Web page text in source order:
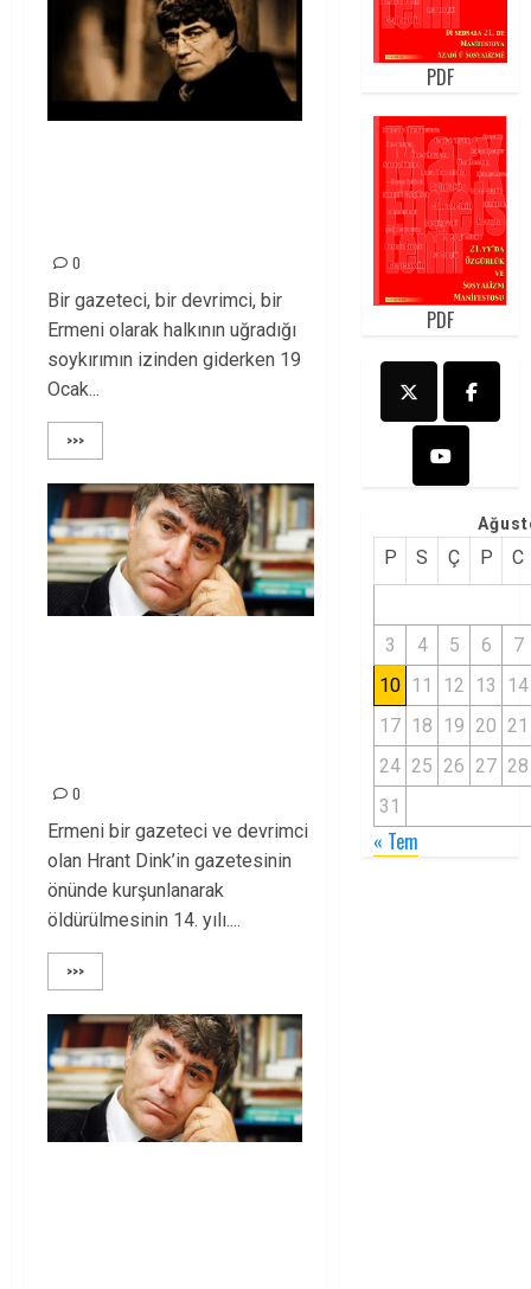
0
Bir gazeteci, bir devrimci, bir
Ermeni olarak halkının uğradığı
soykırımın izinden giderken 19
Ocak...
>>>
0
Ermeni bir gazeteci ve devrimci
olan Hrant Dink’in gazetesinin
önünde kurşunlanarak
öldürülmesinin 14. yılı....
>>>
PDF
PDF
P S Ç P C
3 4 5 6
7
10 11 12 13
14
17 18 19 20 21
24 25 26 27 28
31
« Tem